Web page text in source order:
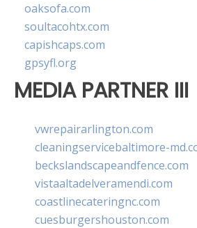
oaksofa.com
soultacohtx.com
capishcaps.com
gpsyfl.org
MEDIA PARTNER III
vwrepairarlington.com
cleaningservicebaltimore-
beckslandscapeandfence.com
vistaaltadelveramendi.com
coastlinecateringnc.com
cuesburgershouston.com